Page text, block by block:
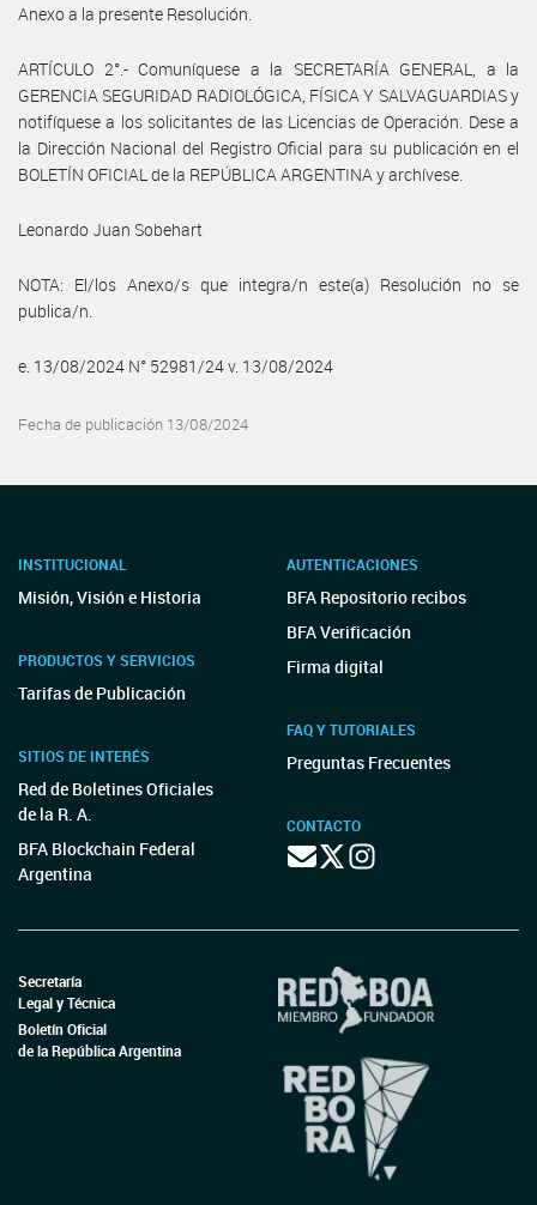
Anexo a la presente Resolución.
ARTÍCULO 2°.- Comuníquese a la SECRETARÍA GENERAL, a la
GERENCIA SEGURIDAD RADIOLÓGICA, FÍSICA Y SALVAGUARDIAS y
notifíquese a los solicitantes de las Licencias de Operación. Dese a
la Dirección Nacional del Registro Oficial para su publicación en el
BOLETÍN OFICIAL de la REPÚBLICA ARGENTINA y archívese.
Leonardo Juan Sobehart
NOTA: El/los Anexo/s que integra/n este(a) Resolución no se
publica/n.
e. 13/08/2024 N° 52981/24 v. 13/08/2024
Fecha de publicación 13/08/2024
INSTITUCIONAL
Misión, Visión e Historia
PRODUCTOS Y SERVICIOS
Tarifas de Publicación
SITIOS DE INTERÉS
Red de Boletines Oficiales
de la R. A.
BFA Blockchain Federal
Argentina
AUTENTICACIONES
BFA Repositorio recibos
BFA Verificación
Firma digital
FAQ Y TUTORIALES
Preguntas Frecuentes
CONTACTO
Secretaría
Legal y Técnica
Boletín Oficial
de la República Argentina